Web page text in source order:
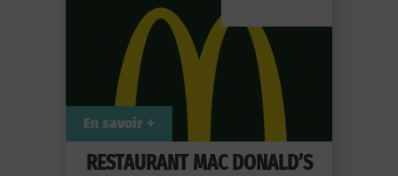
RESTAURANT MAC DONALD’S
En savoir +